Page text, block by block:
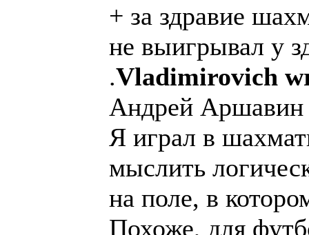
+ за здравие
не выигрывал у
.Vladimirovich
Андрей Аршавин
Я играл в
мыслить
на поле, в
Похоже, для